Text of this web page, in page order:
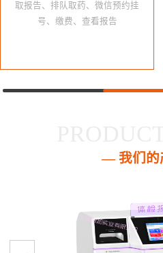
取报告、排队取药、微信预约挂
号、缴费、查看报告
— 我们